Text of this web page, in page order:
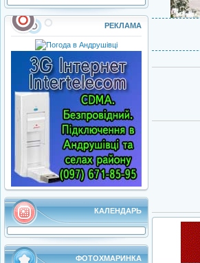
РЕКЛАМА
КАЛЕНДАРЬ
ФОТОХМАРИНКА